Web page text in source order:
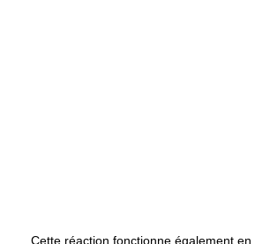
Cette réaction fonctionne également